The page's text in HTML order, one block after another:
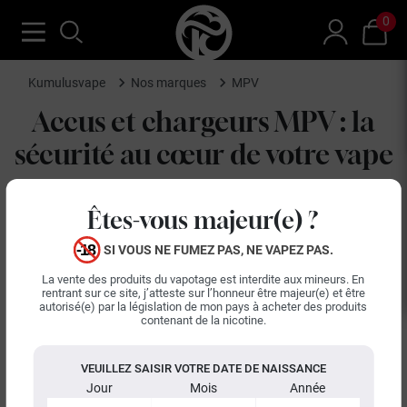
Êtes-vous majeur(e) ?
SI VOUS NE FUMEZ PAS, NE VAPEZ PAS.
La vente des produits du vapotage est interdite aux mineurs. En
rentrant sur ce site, j’atteste sur l’honneur être majeur(e) et être
autorisé(e) par la législation de mon pays à acheter des produits
contenant de la nicotine.
VEUILLEZ SAISIR VOTRE DATE DE NAISSANCE
Jour Mois Année
0
Kumulusvape Nos marques MPV
Accus et chargeurs MPV : la
sécurité au cœur de votre vape
pour cigarette électronique, deux composants où la
fiabilité conditionne autant les performances que la sécurité.
Le catalogue couvre les principaux formats d'accus du
marché, 18650, 20700 et 21700, du modèle 18650 4000mAh au
21700 5000mAh, de quoi alimenter aussi bien un pod qu'une
delà du simple chargeur : gestion de la puissance de charge,
test de la capacité réelle d'un accu et fonction de décharge